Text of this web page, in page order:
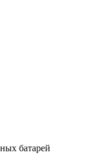
батарей